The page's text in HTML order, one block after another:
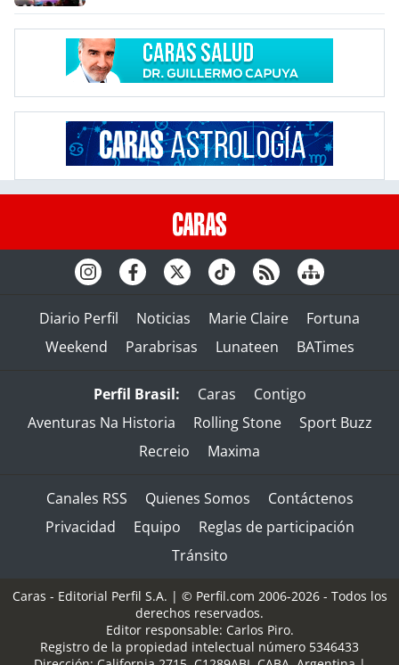
Diario Perfil Noticias Marie Claire
Fortuna
Weekend
Parabrisas Lunateen BATimes
Perfil Brasil: Caras
Contigo
Aventuras Na Historia
Rolling Stone
Sport Buzz
Recreio
Maxima
Canales RSS Quienes Somos
Contáctenos
Privacidad
Equipo
Reglas de participación
Tránsito
Caras - Editorial Perfil S.A. | © Perfil.com 2006-2026 - Todos los
derechos reservados.
Editor responsable: Carlos Piro.
Registro de la propiedad intelectual número 5346433